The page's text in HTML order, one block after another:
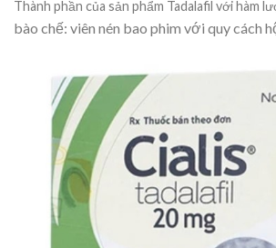
Thành phần của sản phẩm Tadalafil với hàm
bào chế: viên nén bao phim với quy cách